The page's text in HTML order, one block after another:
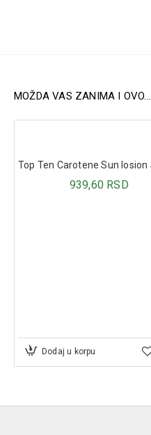
MOŽDA VAS ZANIMA I OVO...
939,60 RSD
Dodaj u korpu